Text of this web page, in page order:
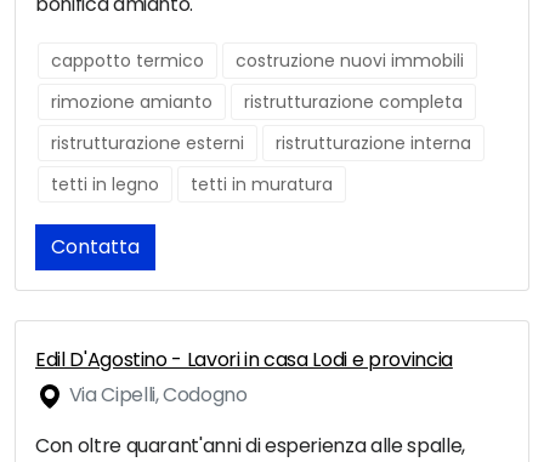
cappotto termico
costruzione nuovi immobili
rimozione amianto
ristrutturazione completa
ristrutturazione esterni
ristrutturazione interna
tetti in legno
tetti in muratura
Contatta
Edil D'Agostino - Lavori in casa Lodi e provincia
Via Cipelli, Codogno
Con oltre quarant'anni di esperienza alle spalle,